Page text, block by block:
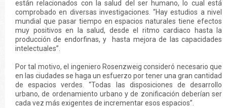
están relacionados con la salud del ser humano, lo cual está
comprobado en diversas investigaciones. “Hay estudios a nivel
mundial que pasar tiempo en espacios naturales tiene efectos
muy positivos en la salud, desde el ritmo cardiaco hasta la
producción de endorfinas, y hasta mejora de las capacidades
intelectuales”.
Por tal motivo, el ingeniero Rosenzweig consideró necesario que
en las ciudades se haga un esfuerzo por tener una gran cantidad
de espacios verdes. “Todas las disposiciones de desarrollo
urbano, de ordenamiento urbano y de zonificación deberían ser
cada vez más exigentes de incrementar esos espacios”.